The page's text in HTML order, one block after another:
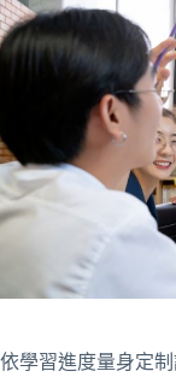
依學習進度量身定